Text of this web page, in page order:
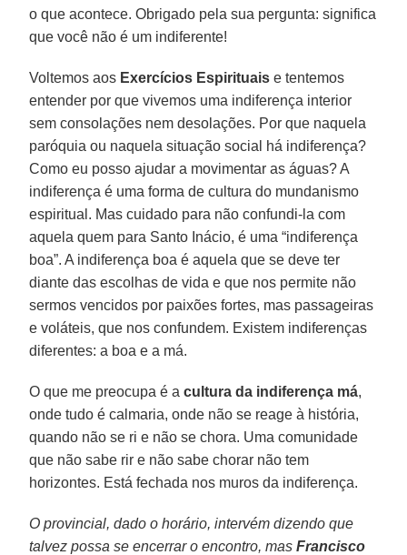
o que acontece. Obrigado pela sua pergunta: significa
que você não é um indiferente!
Voltemos aos Exercícios Espirituais e tentemos
entender por que vivemos uma indiferença interior
sem consolações nem desolações. Por que naquela
paróquia ou naquela situação social há indiferença?
Como eu posso ajudar a movimentar as águas? A
indiferença é uma forma de cultura do mundanismo
espiritual. Mas cuidado para não confundi-la com
aquela quem para Santo Inácio, é uma “indiferença
boa”. A indiferença boa é aquela que se deve ter
diante das escolhas de vida e que nos permite não
sermos vencidos por paixões fortes, mas passageiras
e voláteis, que nos confundem. Existem indiferenças
diferentes: a boa e a má.
O que me preocupa é acultura da indiferença má,
onde tudo é calmaria, onde não se reage à história,
quando não se ri e não se chora. Uma comunidade
que não sabe rir e não sabe chorar não tem
horizontes. Está fechada nos muros da indiferença.
O provincial, dado o horário, intervém dizendo que
talvez possa se encerrar o encontro, masFrancisco